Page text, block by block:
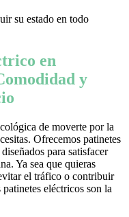
su estado en todo
en
y
de moverte por la
Ofrecemos patinetes
para satisfacer
Ya sea que quieras
el tráfico o contribuir
eléctricos son la